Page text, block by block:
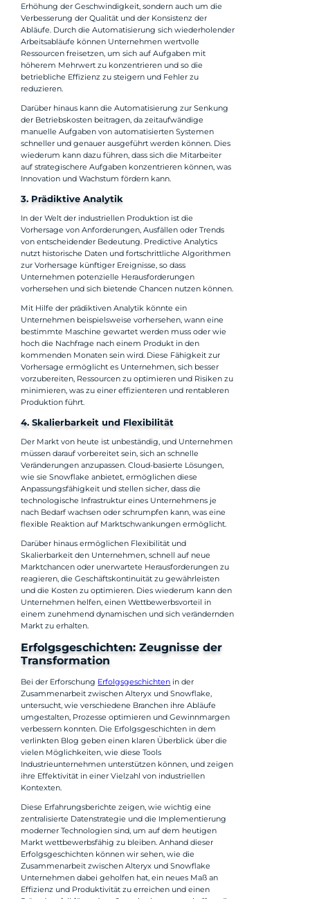
Erhöhung der Geschwindigkeit, sondern auch um die
Verbesserung der Qualität und der Konsistenz der
Abläufe. Durch die Automatisierung sich wiederholender
Arbeitsabläufe können Unternehmen wertvolle
Ressourcen freisetzen, um sich auf Aufgaben mit
höherem Mehrwert zu konzentrieren und so die
betriebliche Effizienz zu steigern und Fehler zu
reduzieren.
Darüber hinaus kann die Automatisierung zur Senkung
der Betriebskosten beitragen, da zeitaufwändige
manuelle Aufgaben von automatisierten Systemen
schneller und genauer ausgeführt werden können. Dies
wiederum kann dazu führen, dass sich die Mitarbeiter
auf strategischere Aufgaben konzentrieren können, was
Innovation und Wachstum fördern kann.
3. Prädiktive Analytik
In der Welt der industriellen Produktion ist die
Vorhersage von Anforderungen, Ausfällen oder Trends
von entscheidender Bedeutung. Predictive Analytics
nutzt historische Daten und fortschrittliche Algorithmen
zur Vorhersage künftiger Ereignisse, so dass
Unternehmen potenzielle Herausforderungen
vorhersehen und sich bietende Chancen nutzen können.
Mit Hilfe der prädiktiven Analytik könnte ein
Unternehmen beispielsweise vorhersehen, wann eine
bestimmte Maschine gewartet werden muss oder wie
hoch die Nachfrage nach einem Produkt in den
kommenden Monaten sein wird. Diese Fähigkeit zur
Vorhersage ermöglicht es Unternehmen, sich besser
vorzubereiten, Ressourcen zu optimieren und Risiken zu
minimieren, was zu einer effizienteren und rentableren
Produktion führt.
4. Skalierbarkeit und Flexibilität
Der Markt von heute ist unbeständig, und Unternehmen
müssen darauf vorbereitet sein, sich an schnelle
Veränderungen anzupassen. Cloud-basierte Lösungen,
wie sie Snowflake anbietet, ermöglichen diese
Anpassungsfähigkeit und stellen sicher, dass die
technologische Infrastruktur eines Unternehmens je
nach Bedarf wachsen oder schrumpfen kann, was eine
flexible Reaktion auf Marktschwankungen ermöglicht.
Darüber hinaus ermöglichen Flexibilität und
Skalierbarkeit den Unternehmen, schnell auf neue
Marktchancen oder unerwartete Herausforderungen zu
reagieren, die Geschäftskontinuität zu gewährleisten
und die Kosten zu optimieren. Dies wiederum kann den
Unternehmen helfen, einen Wettbewerbsvorteil in
einem zunehmend dynamischen und sich verändernden
Markt zu erhalten.
Erfolgsgeschichten: Zeugnisse der
Transformation
Bei der Erforschung Erfolgsgeschichten in der
Zusammenarbeit zwischen Alteryx und Snowflake,
untersucht, wie verschiedene Branchen ihre Abläufe
umgestalten, Prozesse optimieren und Gewinnmargen
verbessern konnten. Die Erfolgsgeschichten in dem
verlinkten Blog geben einen klaren Überblick über die
vielen Möglichkeiten, wie diese Tools
Industrieunternehmen unterstützen können, und zeigen
ihre Effektivität in einer Vielzahl von industriellen
Kontexten.
Diese Erfahrungsberichte zeigen, wie wichtig eine
zentralisierte Datenstrategie und die Implementierung
moderner Technologien sind, um auf dem heutigen
Markt wettbewerbsfähig zu bleiben. Anhand dieser
Erfolgsgeschichten können wir sehen, wie die
Zusammenarbeit zwischen Alteryx und Snowflake
Unternehmen dabei geholfen hat, ein neues Maß an
Effizienz und Produktivität zu erreichen und einen